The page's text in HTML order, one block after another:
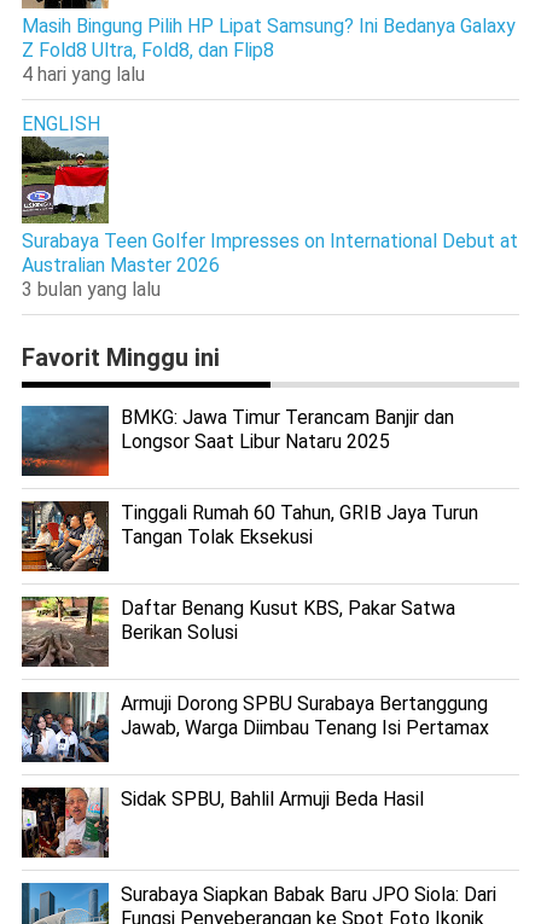
Masih Bingung Pilih HP Lipat Samsung? Ini Bedanya Galaxy
Z Fold8 Ultra, Fold8, dan Flip8
4 hari yang lalu
ENGLISH
Surabaya Teen Golfer Impresses on International Debut at
Australian Master 2026
3 bulan yang lalu
Favorit Minggu ini
BMKG: Jawa Timur Terancam Banjir dan
Longsor Saat Libur Nataru 2025
Tinggali Rumah 60 Tahun, GRIB Jaya Turun
Tangan Tolak Eksekusi
Daftar Benang Kusut KBS, Pakar Satwa
Berikan Solusi
Armuji Dorong SPBU Surabaya Bertanggung
Jawab, Warga Diimbau Tenang Isi Pertamax
Sidak SPBU, Bahlil Armuji Beda Hasil
Surabaya Siapkan Babak Baru JPO Siola: Dari
Fungsi Penyeberangan ke Spot Foto Ikonik